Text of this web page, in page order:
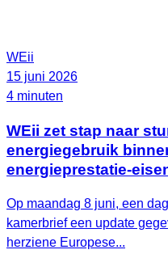
WEii
15 juni 2026
4 minuten
WEii zet stap naar
energiegebruik
energieprestatie-
Op maandag 8 juni, een
kamerbrief een update
herziene Europese...